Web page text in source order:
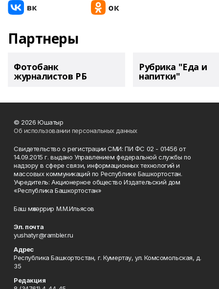
Партнеры
Фотобанк
журналистов РБ
Рубрика "Еда и
напитки"
© 2026 Юшатыр
Об использовании персональных данных
Свидетельство о регистрации СМИ: ПИ ФС 02 - 01456 от
14.09.2015 г. выдано Управлением федеральной службы по
надзору в сфере связи, информационных технологий и
массовых коммуникаций по Республике Башкортостан.
Учредитель: Акционерное общество Издательский дом
«Республика Башкортостан»
Баш мөхәррир М.М.Ильясов
Эл. почта
yushatyr@rambler.ru
Адрес
Республика Башкортостан, г. Кумертау, ул. Комсомольская, д.
35
Редакция